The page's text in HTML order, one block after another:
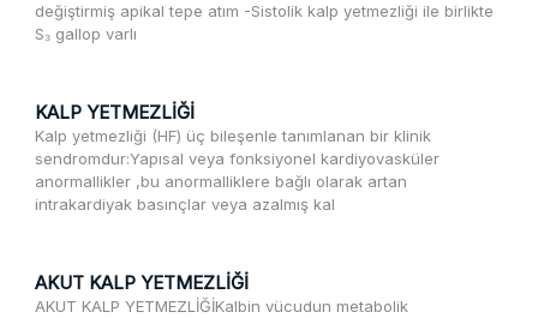
değiştirmiş apikal tepe atım -Sistolik kalp yetmezliği ile birlikte
S₃ gallop varlı
KALP YETMEZLİĞİ
Kalp yetmezliği (HF) üç bileşenle tanımlanan bir klinik
sendromdur:Yapısal veya fonksiyonel kardiyovasküler
anormallikler ,bu anormalliklere bağlı olarak artan
intrakardiyak basınçlar veya azalmış kal
AKUT KALP YETMEZLİĞİ
AKUT KALP YETMEZLİĞİKalbin vücudun metabolik